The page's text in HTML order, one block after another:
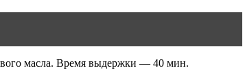
масла. Время выдержки — 40 мин.